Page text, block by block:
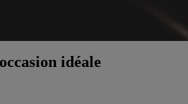
idéale